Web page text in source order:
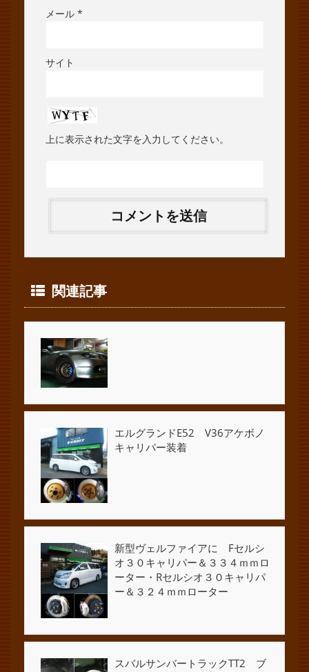
メール *
サイト
上に表示された文字を入力してください。
関連記事
エルグランドE52 V36アケボノ
キャリパー装着
新型ヴェルファイアに Fセルシ
オ３０キャリパー＆３３４ｍｍロ
ーター・Rセルシオ３０キャリパ
ー＆３２４ｍｍローター
スバルサンバートラックTT2 ブ